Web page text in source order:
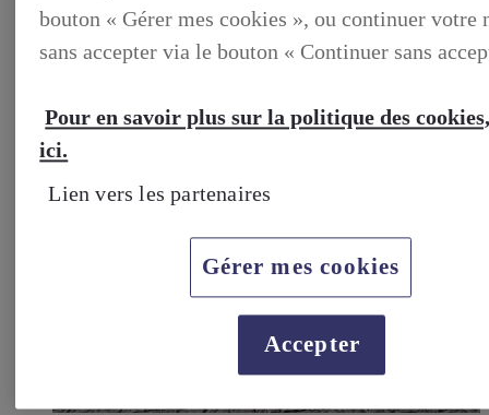
bouton « Gérer mes cookies », ou continuer votre
sans accepter via le bouton « Continuer sans
Pour en savoir plus sur la politique des
ici.
Lien vers les partenaires
Gérer mes cookies
Accepter